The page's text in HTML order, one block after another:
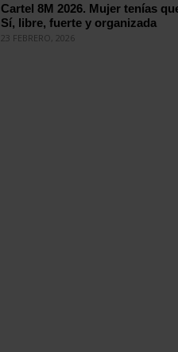
Cartel 8M 2026. Mujer tenías
Sí, libre, fuerte y organizada
23 FEBRERO, 2026